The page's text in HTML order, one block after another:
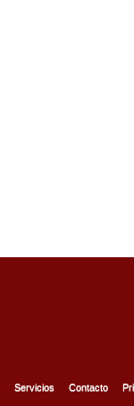
Servicios Contacto